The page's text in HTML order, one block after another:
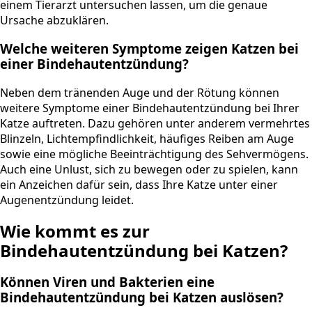
einem Tierarzt untersuchen lassen, um die genaue
Ursache abzuklären.
Welche weiteren Symptome zeigen Katzen bei
einer Bindehautentzündung?
Neben dem tränenden Auge und der Rötung können
weitere Symptome einer Bindehautentzündung bei Ihrer
Katze auftreten. Dazu gehören unter anderem vermehrtes
Blinzeln, Lichtempfindlichkeit, häufiges Reiben am Auge
sowie eine mögliche Beeinträchtigung des Sehvermögens.
Auch eine Unlust, sich zu bewegen oder zu spielen, kann
ein Anzeichen dafür sein, dass Ihre Katze unter einer
Augenentzündung leidet.
Wie kommt es zur
Bindehautentzündung bei Katzen?
Können Viren und Bakterien eine
Bindehautentzündung bei Katzen auslösen?